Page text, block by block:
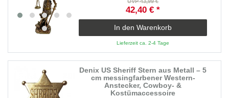
42,40 € *
In den Warenkorb
Lieferzeit ca. 2-4 Tage
Denix US Sheriff Stern aus Metall – 5
cm messingfarbener Western-
Anstecker, Cowboy- &
Kostümaccessoire